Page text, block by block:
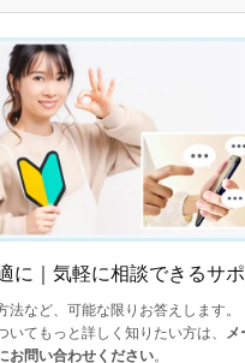
に｜気軽に相談できるサポ
法など、可能な限りお答えします。
いてもっと詳しく知りたい方は、 メ
お問い合わせください。